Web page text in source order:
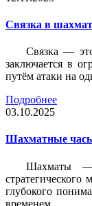
Связка в
Связка —
заключается в
путём атаки на
Подробнее
03.10.2025
Шахматные
Шахматы —
глубокого
временем